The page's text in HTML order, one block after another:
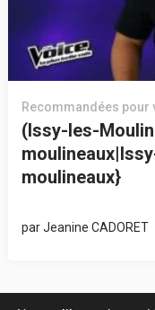
Recommandées pour
(Issy-les-
moulineaux}
parJeanine CADORET